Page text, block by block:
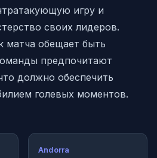
игру и
своих лидеров.
матча обещает быть
предпочитают
должно обеспечить
голевых моментов.
Andorra